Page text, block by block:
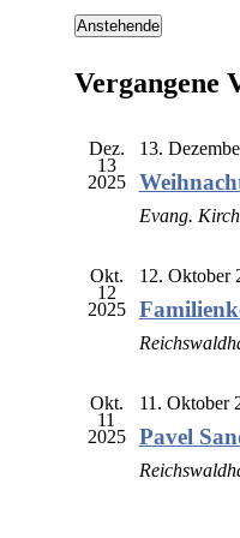
Anstehende
wählen.
Vergangene
Dez.
13
2025
13.
Evang.
Okt.
12
2025
12. Oktober
Okt.
11
2025
11. Oktober
Pavel